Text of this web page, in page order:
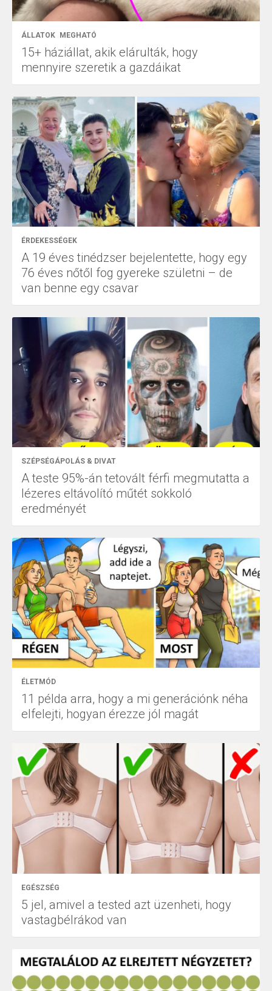
ÁLLATOK MEGHATÓ
15+ háziállat, akik elárulták, hogy
mennyire szeretik a gazdáikat
ÉRDEKESSÉGEK
A 19 éves tinédzser bejelentette, hogy egy
76 éves nőtől fog gyereke születni – de
van benne egy csavar
SZÉPSÉGÁPOLÁS & DIVAT
A teste 95%-án tetovált férfi megmutatta a
lézeres eltávolító műtét sokkoló
eredményét
ÉLETMÓD
11 példa arra, hogy a mi generációnk néha
elfelejti, hogyan érezze jól magát
EGÉSZSÉG
5 jel, amivel a tested azt üzenheti, hogy
vastagbélrákod van